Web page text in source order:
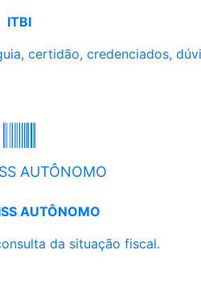
ITBI
certidão, credenciados,
AUTÔNOMO
AUTÔNOMO
da situação fiscal.